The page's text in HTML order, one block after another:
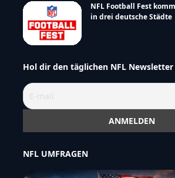
NFL Football Fest
in drei deutsche Städte
Hol dir den täglichen NFL Newsletter
NFL UMFRAGEN